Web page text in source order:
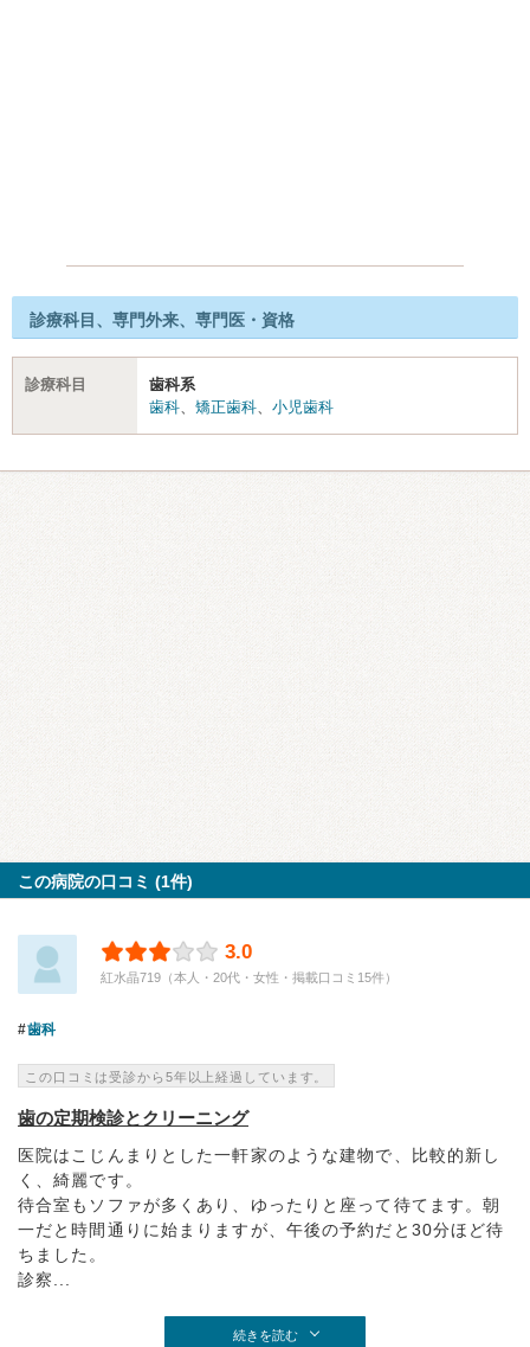
診療科目、専門外来、専門医・資格
診療科目
歯科系
歯科、 矯正歯科、 小児歯科
この病院の口コミ (1件)
3.0
紅水晶719（本人・20代・女性・掲載口コミ15件）
歯科
この口コミは受診から5年以上経過しています。
歯の定期検診とクリーニング
医院はこじんまりとした一軒家のような建物で、比較的新し
く、綺麗です。
待合室もソファが多くあり、ゆったりと座って待てます。朝
一だと時間通りに始まりますが、午後の予約だと30分ほど待
ちました。
診察...
続きを読む